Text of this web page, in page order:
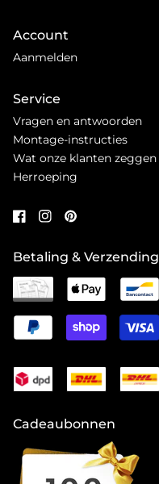
Account
Aanmelden
Service
Vragen en antwoorden
Montage-instructies
Wat onze klanten zeggen
Herroeping
Betaling & Verzending
Cadeaubonnen